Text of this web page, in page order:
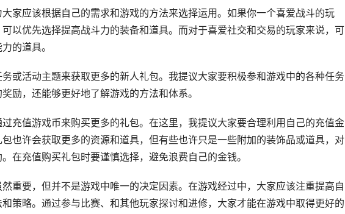
家应该根据自己的需求和游戏的方法来选择运用。如果你一个喜爱战斗的玩
以优先选择提高战斗力的装备和道具。而对于喜爱社交和交易的玩家来说，可
的道具。
或活动主题来获取更多的新人礼包。我提议大家要积极参和游戏中的各种任务
励，还能够更好地了解游戏的方法和体系。
充值游戏币来购买更多的礼包。在这里，我提议大家要合理利用自己的充值金
也许会获取更多的资源和道具，但有些也许只是一些附加的装饰品或道具，对
在充值购买礼包时要谨慎选择，避免浪费自己的金钱。
重要，但并不是游戏中唯一的决定因素。在游戏经过中，大家应该注重提高自
策略。通过参与比赛、和其他玩家探讨和进修，大家才能在游戏中取得更好的